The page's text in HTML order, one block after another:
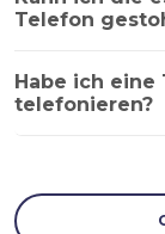
Telefon
Habe ich
telefonieren?